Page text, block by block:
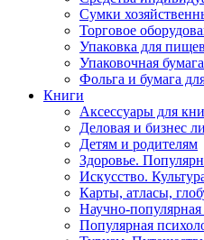
Сумки
Торговое
Упаковка для
Упаковочная
Фольга и бумага
Книги
Аксессуары для
Деловая и бизнес
Детям и родителям
Здоровье.
Искусство.
Карты, атласы,
Научно-популярная
Популярная